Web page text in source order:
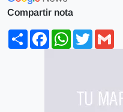
Compartir nota
ShareFacebookWhatsApp
Twitter